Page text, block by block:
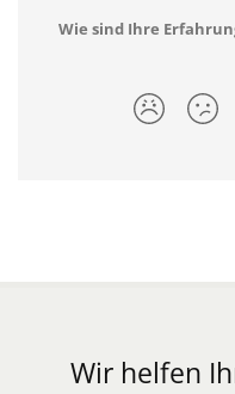
Wie sind Ihre
Wir helfen